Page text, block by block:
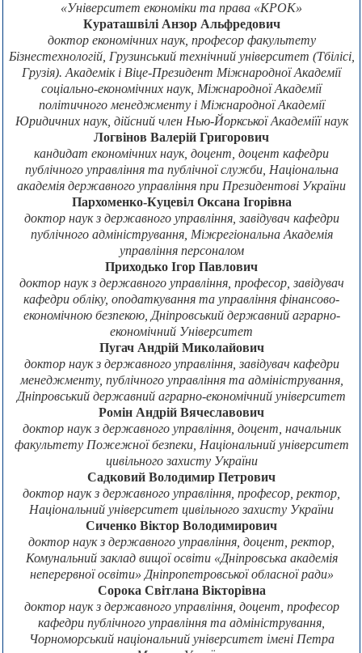
«Університет економіки та права «КРОК»
Кураташвілі Анзор Альфредович
доктор економічних наук, професор факультету
Бізнестехнологій, Грузинський технічний університет (Тбілісі,
Грузія). Академік і Віце-Президент Міжнародної Академії
соціально-економічних наук, Міжнародної Академії
політичного менеджменту і Міжнародної Академії
Юридичних наук, дійсний член Нью-Йоркської Академіїї наук
Логвінов Валерій Григорович
кандидат економічних наук, доцент, доцент кафедри
публічного управління та публічної служби, Національна
академія державного управління при Президентові України
Пархоменко-Куцевіл Оксана Ігорівна
доктор наук з державного управління, завідувач кафедри
публічного адміністрування, Міжрегіональна Академія
управління персоналом
Приходько Ігор Павлович
доктор наук з державного управління, професор, завідувач
кафедри обліку, оподаткування та управління фінансово-
економічною безпекою, Дніпровський державний аграрно-
економічний Університет
Пугач Андрій Миколайович
доктор наук з державного управління, завідувач кафедри
менеджменту, публічного управління та адміністрування,
Дніпровський державний аграрно-економічний університет
Ромін Андрій Вячеславович
доктор наук з державного управління, доцент, начальник
факультету Пожежної безпеки, Національний університет
цивільного захисту України
Садковий Володимир Петрович
доктор наук з державного управління, професор, ректор,
Національний університет цивільного захисту України
Сиченко Віктор Володимирович
доктор наук з державного управління, доцент, ректор,
Комунальний заклад вищої освіти «Дніпровська академія
неперервної освіти» Дніпропетровської обласної ради»
Сорока Світлана Вікторівна
доктор наук з державного управління, доцент, професор
кафедри публічного управління та адміністрування,
Чорноморський національний університет імені Петра